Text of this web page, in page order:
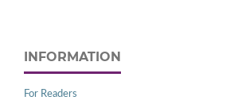
INFORMATION
For Readers